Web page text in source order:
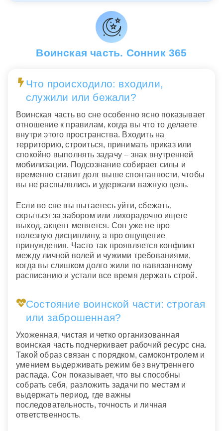
Воинская часть. Сонник 365
Что происходило: входили,
служили или бежали?
Воинская часть во сне особенно ясно показывает
отношение к правилам, когда вы что то делаете
внутри этого пространства. Входить на
территорию, строиться, принимать приказ или
спокойно выполнять задачу – знак внутренней
мобилизации. Подсознание собирает силы и
временно ставит долг выше спонтанности, чтобы
вы не распылялись и удержали важную цель.
Если во сне вы пытаетесь уйти, сбежать,
скрыться за забором или лихорадочно ищете
выход, акцент меняется. Сон уже не про
полезную дисциплину, а про ощущение
принуждения. Часто так проявляется конфликт
между личной волей и чужими требованиями,
когда вы слишком долго жили по навязанному
расписанию и устали все время держать строй.
Состояние воинской части: строгая
или заброшенная?
Ухоженная, чистая и четко организованная
воинская часть подчеркивает рабочий ресурс сна.
Такой образ связан с порядком, самоконтролем и
умением выдерживать режим без внутреннего
распада. Сон показывает, что вы способны
собрать себя, разложить задачи по местам и
выдержать период, где важны
последовательность, точность и личная
ответственность.